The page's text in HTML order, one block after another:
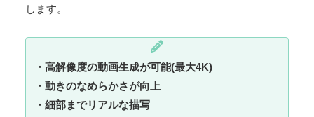
します。
・高解像度の動画生成が可能(最大4K)
・動きのなめらかさが向上
・細部までリアルな描写